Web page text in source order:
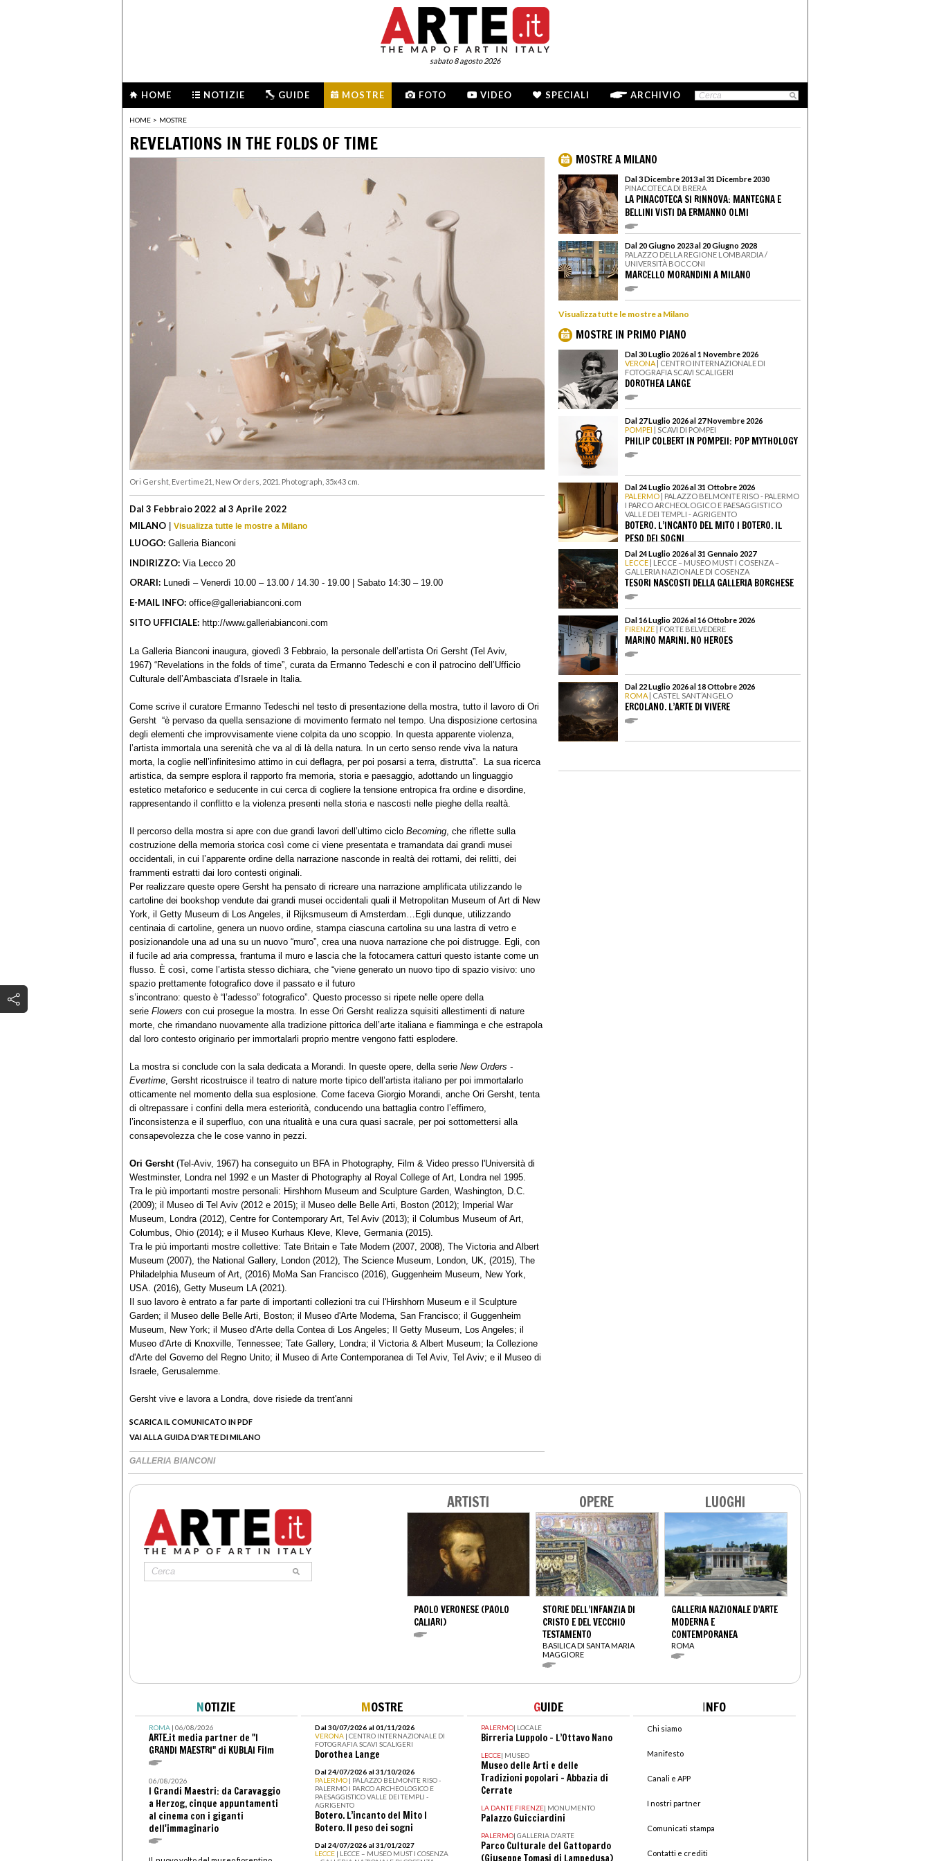
sabato 8 agosto 2026
HOME NOTIZIE GUIDE MOSTRE FOTO VIDEO SPECIALI ARCHIVIO
HOME > MOSTRE
REVELATIONS IN THE FOLDS OF TIME
Ori Gersht, Evertime21, New Orders, 2021. Photograph, 35x43 cm.
Dal 3 Febbraio 2022 al 3 Aprile 2022
MILANO | Visualizza tutte le mostre a Milano
LUOGO: Galleria Bianconi
INDIRIZZO: Via Lecco 20
ORARI: Lunedì – Venerdì 10.00 – 13.00 / 14.30 - 19.00 | Sabato 14:30 – 19.00
E-MAIL INFO: office@galleriabianconi.com
SITO UFFICIALE: http://www.galleriabianconi.com
La Galleria Bianconi inaugura, giovedì 3 Febbraio, la personale dell’artista Ori Gersht (Tel Aviv,
1967) “Revelations in the folds of time”, curata da Ermanno Tedeschi e con il patrocino dell’Ufficio
Culturale dell’Ambasciata d’Israele in Italia.
Come scrive il curatore Ermanno Tedeschi nel testo di presentazione della mostra, tutto il lavoro di Ori
Gersht “è pervaso da quella sensazione di movimento fermato nel tempo. Una disposizione certosina
degli elementi che improvvisamente viene colpita da uno scoppio. In questa apparente violenza,
l’artista immortala una serenità che va al di là della natura. In un certo senso rende viva la natura
morta, la coglie nell’infinitesimo attimo in cui deflagra, per poi posarsi a terra, distrutta”. La sua ricerca
artistica, da sempre esplora il rapporto fra memoria, storia e paesaggio, adottando un linguaggio
estetico metaforico e seducente in cui cerca di cogliere la tensione entropica fra ordine e disordine,
rappresentando il conflitto e la violenza presenti nella storia e nascosti nelle pieghe della realtà.
Il percorso della mostra si apre con due grandi lavori dell’ultimo ciclo Becoming , che riflette sulla
costruzione della memoria storica così come ci viene presentata e tramandata dai grandi musei
occidentali, in cui l’apparente ordine della narrazione nasconde in realtà dei rottami, dei relitti, dei
frammenti estratti dai loro contesti originali.
Per realizzare queste opere Gersht ha pensato di ricreare una narrazione amplificata utilizzando le
cartoline dei bookshop vendute dai grandi musei occidentali quali il Metropolitan Museum of Art di New
York, il Getty Museum di Los Angeles, il Rijksmuseum di Amsterdam…Egli dunque, utilizzando
centinaia di cartoline, genera un nuovo ordine, stampa ciascuna cartolina su una lastra di vetro e
posizionandole una ad una su un nuovo “muro”, crea una nuova narrazione che poi distrugge. Egli, con
il fucile ad aria compressa, frantuma il muro e lascia che la fotocamera catturi questo istante come un
flusso. È così, come l’artista stesso dichiara, che “viene generato un nuovo tipo di spazio visivo: uno
spazio prettamente fotografico dove il passato e il futuro
s’incontrano: questo è “l’adesso” fotografico”. Questo processo si ripete nelle opere della
serie Flowers con cui prosegue la mostra. In esse Ori Gersht realizza squisiti allestimenti di nature
morte, che rimandano nuovamente alla tradizione pittorica dell’arte italiana e fiamminga e che estrapola
dal loro contesto originario per immortalarli proprio mentre vengono fatti esplodere.
La mostra si conclude con la sala dedicata a Morandi. In queste opere, della serie New Orders -
Evertime , Gersht ricostruisce il teatro di nature morte tipico dell’artista italiano per poi immortalarlo
otticamente nel momento della sua esplosione. Come faceva Giorgio Morandi, anche Ori Gersht, tenta
di oltrepassare i confini della mera esteriorità, conducendo una battaglia contro l’effimero,
l’inconsistenza e il superfluo, con una ritualità e una cura quasi sacrale, per poi sottomettersi alla
consapevolezza che le cose vanno in pezzi.
Ori Gersht(Tel-Aviv, 1967) ha conseguito un BFA in Photography, Film & Video presso l'Università di
Westminster, Londra nel 1992 e un Master di Photography al Royal College of Art, Londra nel 1995.
Tra le più importanti mostre personali: Hirshhorn Museum and Sculpture Garden, Washington, D.C.
(2009); il Museo di Tel Aviv (2012 e 2015); il Museo delle Belle Arti, Boston (2012); Imperial War
Museum, Londra (2012), Centre for Contemporary Art, Tel Aviv (2013); il Columbus Museum of Art,
Columbus, Ohio (2014); e il Museo Kurhaus Kleve, Kleve, Germania (2015).
Tra le più importanti mostre collettive: Tate Britain e Tate Modern (2007, 2008), The Victoria and Albert
Museum (2007), the National Gallery, London (2012), The Science Museum, London, UK, (2015), The
Philadelphia Museum of Art, (2016) MoMa San Francisco (2016), Guggenheim Museum, New York,
USA. (2016), Getty Museum LA (2021).
Il suo lavoro è entrato a far parte di importanti collezioni tra cui l'Hirshhorn Museum e il Sculpture
Garden; il Museo delle Belle Arti, Boston; il Museo d'Arte Moderna, San Francisco; il Guggenheim
Museum, New York; il Museo d'Arte della Contea di Los Angeles; Il Getty Museum, Los Angeles; il
Museo d'Arte di Knoxville, Tennessee; Tate Gallery, Londra; il Victoria & Albert Museum; la Collezione
d'Arte del Governo del Regno Unito; il Museo di Arte Contemporanea di Tel Aviv, Tel Aviv; e il Museo di
Israele, Gerusalemme.
Gersht vive e lavora a Londra, dove risiede da trent'anni
SCARICA IL COMUNICATO IN PDF
VAI ALLA GUIDA D'ARTE DI MILANO
GALLERIA BIANCONI
MOSTRE A MILANO
Dal 3 Dicembre 2013 al 31 Dicembre 2030
PINACOTECA DI BRERA
LA PINACOTECA SI RINNOVA: MANTEGNA E
BELLINI VISTI DA ERMANNO OLMI
Dal 20 Giugno 2023 al 20 Giugno 2028
PALAZZO DELLA REGIONE LOMBARDIA /
UNIVERSITÀ BOCCONI
MARCELLO MORANDINI A MILANO
Visualizza tutte le mostre a Milano
MOSTRE IN PRIMO PIANO
Dal 30 Luglio 2026 al 1 Novembre 2026
VERONA | CENTRO INTERNAZIONALE DI
FOTOGRAFIA SCAVI SCALIGERI
DOROTHEA LANGE
Dal 27 Luglio 2026 al 27 Novembre 2026
POMPEI | SCAVI DI POMPEI
PHILIP COLBERT IN POMPEII: POP MYTHOLOGY
Dal 24 Luglio 2026 al 31 Ottobre 2026
PALERMO | PALAZZO BELMONTE RISO - PALERMO
I PARCO ARCHEOLOGICO E PAESAGGISTICO
VALLE DEI TEMPLI - AGRIGENTO
BOTERO. L’INCANTO DEL MITO I BOTERO. IL
PESO DEI SOGNI
Dal 24 Luglio 2026 al 31 Gennaio 2027
LECCE | LECCE – MUSEO MUST I COSENZA –
GALLERIA NAZIONALE DI COSENZA
TESORI NASCOSTI DELLA GALLERIA BORGHESE
Dal 16 Luglio 2026 al 16 Ottobre 2026
FIRENZE | FORTE BELVEDERE
MARINO MARINI. NO HEROES
Dal 22 Luglio 2026 al 18 Ottobre 2026
ROMA | CASTEL SANT’ANGELO
ERCOLANO. L’ARTE DI VIVERE
ARTISTI
PAOLO VERONESE (PAOLO
CALIARI)
OPERE
STORIE DELL’INFANZIA DI
CRISTO E DEL VECCHIO
TESTAMENTO
BASILICA DI SANTA MARIA
MAGGIORE
LUOGHI
GALLERIA NAZIONALE D’ARTE
MODERNA E
CONTEMPORANEA
ROMA
NOTIZIE
ROMA| 06/08/2026
ARTE.it media partner de "I
GRANDI MAESTRI" di KUBLAI Film
06/08/2026
I Grandi Maestri: da Caravaggio
a Herzog, cinque appuntamenti
al cinema con i giganti
dell'immaginario
MOSTRE
Dal 30/07/2026 al 01/11/2026
VERONA | CENTRO INTERNAZIONALE DI
FOTOGRAFIA SCAVI SCALIGERI
Dorothea Lange
Dal 24/07/2026 al 31/10/2026
PALERMO | PALAZZO BELMONTE RISO -
PALERMO I PARCO ARCHEOLOGICO E
PAESAGGISTICO VALLE DEI TEMPLI -
AGRIGENTO
Botero. L’incanto del Mito I
Botero. Il peso dei sogni
Dal 24/07/2026 al 31/01/2027
LECCE | LECCE – MUSEO MUST I COSENZA
GUIDE
PALERMO| LOCALE
Birreria Luppolo – L’Ottavo Nano
LECCE| MUSEO
Museo delle Arti e delle
Tradizioni popolari - Abbazia di
Cerrate
LA DANTE FIRENZE| MONUMENTO
Palazzo Guicciardini
PALERMO| GALLERIA D'ARTE
Parco Culturale del Gattopardo
(Giuseppe Tomasi di Lampedusa)
INFO
Chi siamo
Manifesto
Canali e APP
I nostri partner
Comunicati stampa
Contatti e crediti